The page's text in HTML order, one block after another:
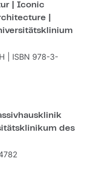
| Iconic
|
| ISBN 978-3-
des